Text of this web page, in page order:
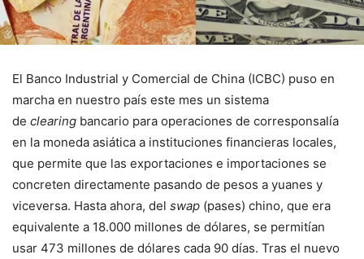
El Banco Industrial y Comercial de China (ICBC) puso en
marcha en nuestro país este mes un sistema
de clearing bancario para operaciones de corresponsalía
en la moneda asiática a instituciones financieras locales,
que permite que las exportaciones e importaciones se
concreten directamente pasando de pesos a yuanes y
viceversa. Hasta ahora, del swap (pases) chino, que era
equivalente a 18.000 millones de dólares, se permitían
usar 473 millones de dólares cada 90 días. Tras el nuevo